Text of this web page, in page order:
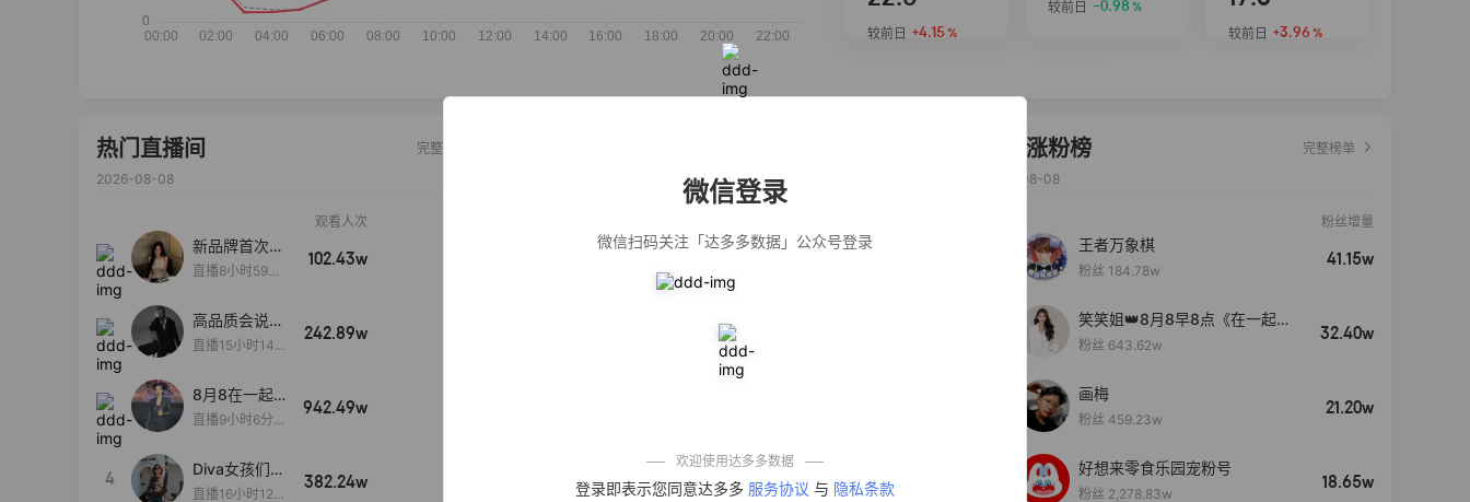
微信登录
微信扫码关注「达多多数据」公众号登录
欢迎使用达多多数据
登录即表示您同意达多多 服务协议 与 隐私条款
较前日 +4.15 %
较前日 -0.98 %
较前日 +3.96 %
热门直播间
完整榜单
2026-08-08
观看人次
新品牌首次大
上新
直播8小时59分
102.43w
高品质会说
话….
直播15小时14
242.89w
8月8在一起
生日献礼盛典
直播9小时6分1
942.49w
4
Diva女孩们集
合啦~意大利
直播16小时12
382.24w
公仔牌顽渍净洗
污渍除菌除螨3倍
【净浮生】油污
净厨房油烟机去
重油污去油王污
渍清洁剂油烟净
免煮开袋即食劲
【爆款推荐】力
士依兰香沐浴露
12% 3,530
达人涨粉榜
完整榜单
2026-08-08
粉丝增量
王者万象棋
粉丝 184.78w
41.15w
笑笑姐👑8月8早8点《在一起》
生日盛典
粉丝 643.62w
32.40w
画梅
粉丝 459.23w
21.20w
好想来零食乐园宠粉号
粉丝 2,278.83w
18.65w